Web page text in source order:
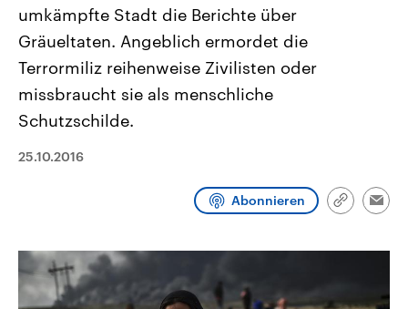
Landtagswahl Sachsen-Anhalt
2026
Alle Informationen
Sachsen-Anhalt wählt am 6.
September 2026 einen neuen
Bundesland von einer Koalition aus
Umfragen, Prognosen,
und Hintergründe zu den Parteien
USA
Aktuelle Beiträge,
Hintergründe
Wirtschaftlich und
gehören die Vereinigten
mit großem Einfluss auf
Sendungen
umkämpfte Stadt die Berichte über
Gräueltaten. Angeblich ermordet die
Terrormiliz reihenweise Zivilisten oder
missbraucht sie als menschliche
Schutzschilde.
25.10.2016
Abonnieren
Link